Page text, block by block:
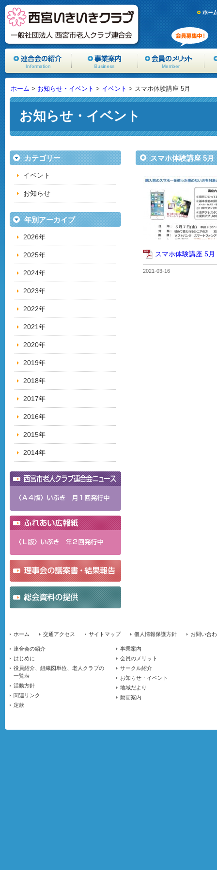
ホーム > お知らせ・イベント > イベント > スマホ体験講座 5月
お知らせ・イベント
スマホ体験講座 5月
スマホ体験講座 5月
2021-03-16
カテゴリー
イベント
お知らせ
年別アーカイブ
2026年
2025年
2024年
2023年
2022年
2021年
2020年
2019年
2018年
2017年
2016年
2015年
2014年
ホーム 交通アクセス サイトマップ 個人情報保護方針 お問い合
連合会の紹介
はじめに
役員紹介、組織図単位、老人クラブの
一覧表
活動方針
関連リンク
定款
事業案内
会員のメリット
サークル紹介
お知らせ・イベント
地域だより
動画案内